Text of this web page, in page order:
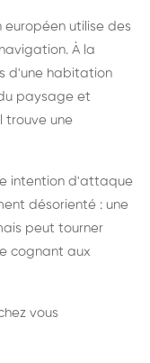
utilise des
À la
d'une habitation
paysage et
trouve une
intention d'attaque
désorienté : une
peut tourner
cognant aux
vous